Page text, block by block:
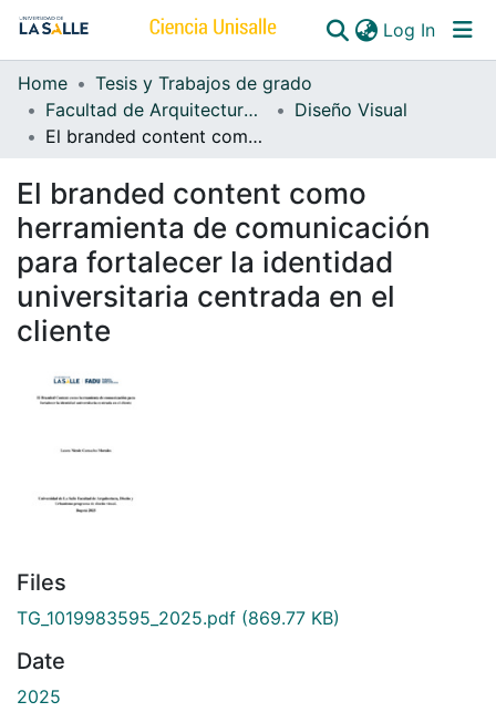
Log In
Communities & Collections
All of DSpace
Home
Tesis y Trabajos de grado
Facultad de Arquitectura, Diseño y Urbanismo
Diseño Visual
El branded content como herramienta de comunicación para fortalecer la identidad universitaria centrada en el cliente
El branded content como
herramienta de comunicación
para fortalecer la identidad
universitaria centrada en el
cliente
Files
TG_1019983595_2025.pdf (869.77 KB)
Date
2025